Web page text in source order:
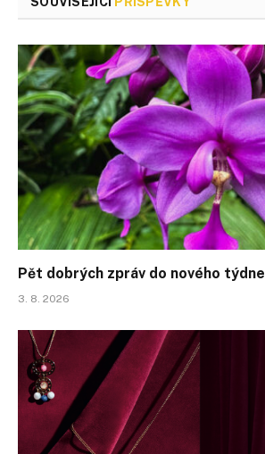
Pět dobrých zpráv do nového týdne
3. 8. 2026